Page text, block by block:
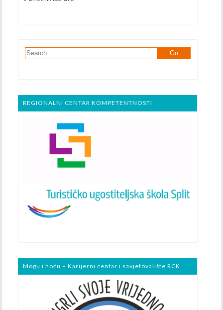
REGIONALNI CENTAR KOMPETENTNOSTI
Mogu i hoću – Karijerni centar i savjetovalište RCK